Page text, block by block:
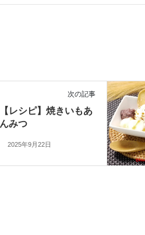
次の記事
【レシピ】焼きいもあ
んみつ
2025年9月22日